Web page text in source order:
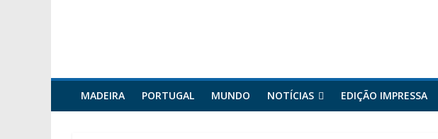
MADEIRA PORTUGAL MUNDO NOTÍCIAS EDIÇÃO IMPRESSA